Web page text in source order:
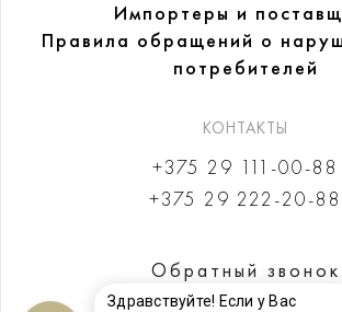
Импортеры и
Правила обращений о
потребителей
КОНТАКТЫ
+375 29 111-00-88
+375 29 222-20-88
Обратный звонок
Здравствуйте! Если у Вас